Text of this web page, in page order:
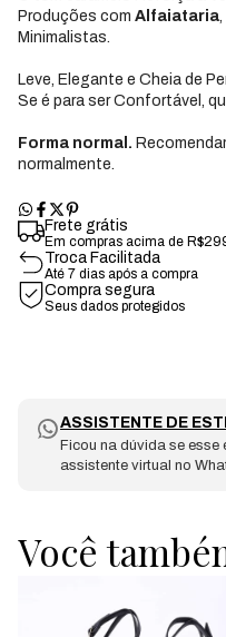
Produções com Alfaiataria
Minimalistas.
Leve, Elegante e Cheia de
Se é para ser Confortável,
Forma normal.
normalmente.
Frete grátis
Em compras acima de
Troca Facilitada
Até 7 dias após a compra
Compra segura
Seus dados protegidos
ASSISTENTE DE
Ficou na dúvida se
assistente virtual no
Você